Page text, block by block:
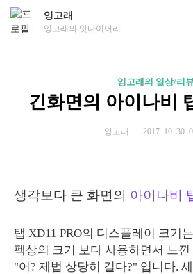
잉고래
잉고래의 잇다이어리
잉고래의 일상/리
긴화면의 아이나비
잉고래 2017. 10. 30.
생각보다 큰 화면의 아이나비
탭 XD11 PRO의 디스플레이 크기
펙상의 크기 보다 사용하면서 느
"어? 제법 상당히 길다?" 입니다.